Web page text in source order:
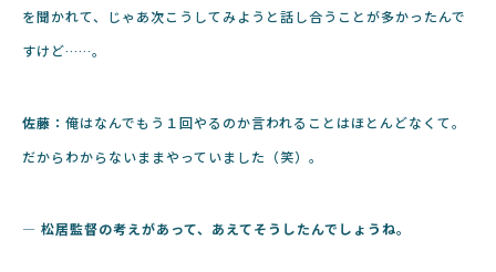
を聞かれて、じゃあ次こうしてみようと話し合うことが多かったんで
すけど……。
佐藤： 俺はなんでもう１回やるのか言われることはほとんどなくて。
だからわからないままやっていました（笑）。
― 松居監督の考えがあって、あえてそうしたんでしょうね。